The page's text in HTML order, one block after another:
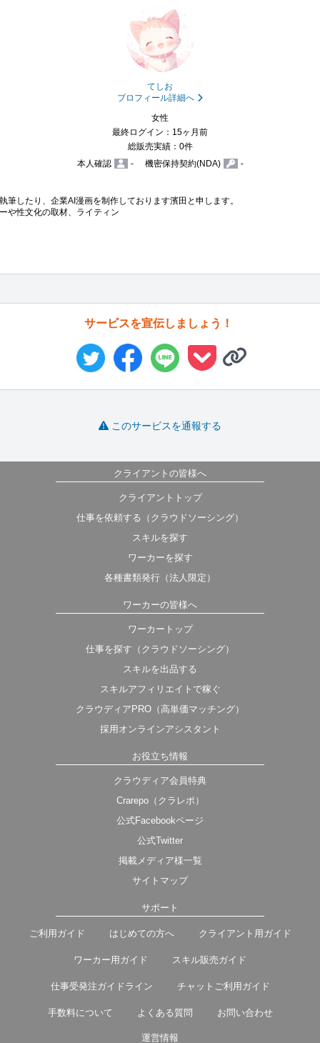
てしお
プロフィール詳細へ
女性
最終ログイン：15ヶ月前
総販売実績：0件
本人確認
- 機密保持契約(NDA) -
筆したり、企業AI漫画を制作しております濱田と申します。
や性文化の取材、ライティン
サービスを宣伝しましょう！
このサービスを通報する
クライアントの皆様へ
クライアントトップ
仕事を依頼する（クラウドソーシング）
スキルを探す
ワーカーを探す
各種書類発行（法人限定）
ワーカーの皆様へ
ワーカートップ
仕事を探す（クラウドソーシング）
スキルを出品する
スキルアフィリエイトで稼ぐ
クラウディアPRO（高単価マッチング）
採用オンラインアシスタント
お役立ち情報
クラウディア会員特典
Crarepo（クラレポ）
公式Facebookページ
公式Twitter
掲載メディア様一覧
サイトマップ
サポート
ご利用ガイド はじめての方へ クライアント用ガイド
ワーカー用ガイド スキル販売ガイド
仕事受発注ガイドライン チャットご利用ガイド
手数料について よくある質問 お問い合わせ
運営情報